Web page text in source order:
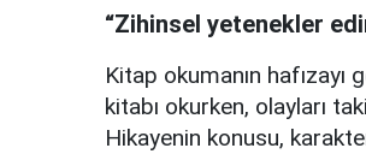
“Zihinsel yetenekler
Kitap okumanın
kitabı okurken, olayları
Hikayenin konusu,